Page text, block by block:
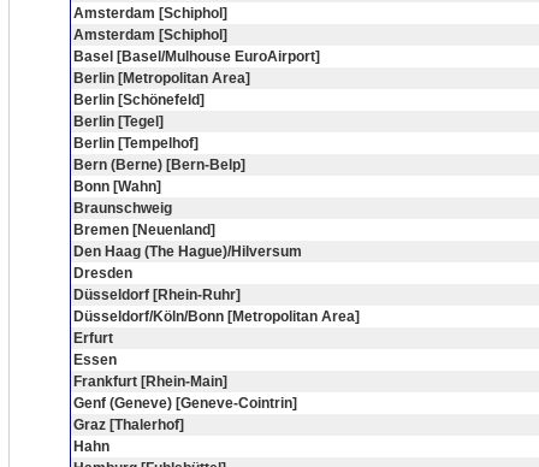
Amsterdam [Schiphol]
Amsterdam [Schiphol]
Basel [Basel/Mulhouse EuroAirport]
Berlin [Metropolitan Area]
Berlin [Schönefeld]
Berlin [Tegel]
Berlin [Tempelhof]
Bern (Berne) [Bern-Belp]
Bonn [Wahn]
Braunschweig
Bremen [Neuenland]
Den Haag (The Hague)/Hilversum
Dresden
Düsseldorf [Rhein-Ruhr]
Düsseldorf/Köln/Bonn [Metropolitan Area]
Erfurt
Essen
Frankfurt [Rhein-Main]
Genf (Geneve) [Geneve-Cointrin]
Graz [Thalerhof]
Hahn